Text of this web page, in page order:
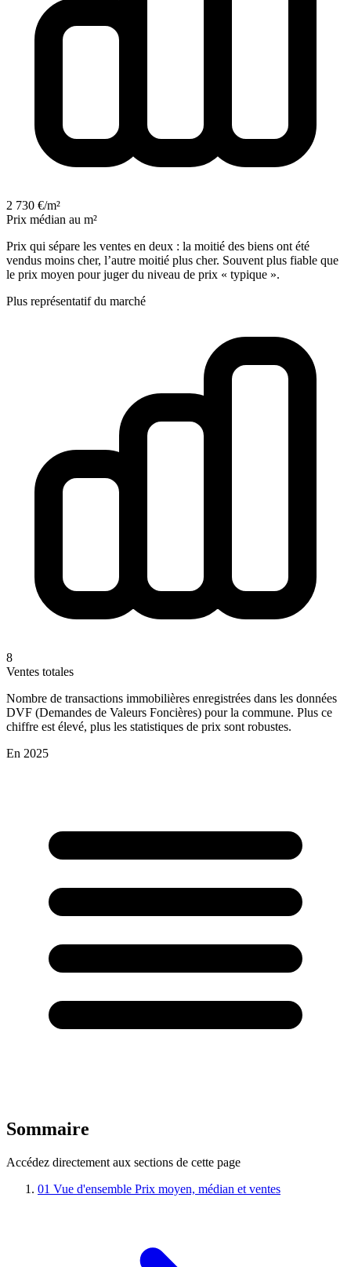
2 730 €/m²
Prix médian au m²
Prix qui sépare les ventes en deux : la moitié des biens ont été
vendus moins cher, l’autre moitié plus cher. Souvent plus fiable que
le prix moyen pour juger du niveau de prix « typique ».
Plus représentatif du marché
8
Ventes totales
Nombre de transactions immobilières enregistrées dans les données
DVF (Demandes de Valeurs Foncières) pour la commune. Plus ce
chiffre est élevé, plus les statistiques de prix sont robustes.
En 2025
Sommaire
Accédez directement aux sections de cette page
01 Vue d'ensemble Prix moyen, médian et ventes